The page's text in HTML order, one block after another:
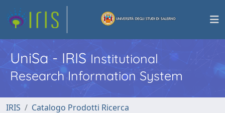
UniSa - IRISInstitutional
Research Information System
IRIS
Catalogo Prodotti Ricerca